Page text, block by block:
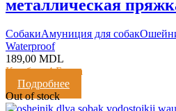
металлическая
CобакиАмуниция для собак
Waterproof
189,00 MDL
Кешбэк:4 Балла
Подробнее
Out of stock